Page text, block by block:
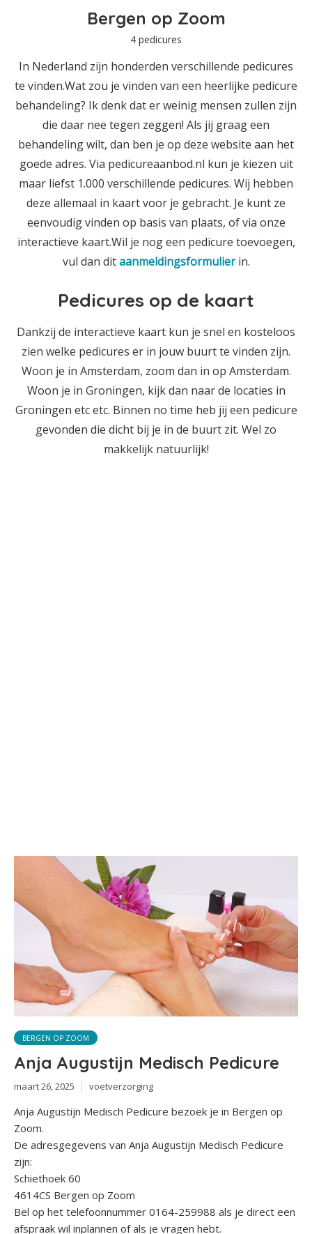
Bergen op Zoom
4 pedicures
In Nederland zijn honderden verschillende pedicures
te vinden.Wat zou je vinden van een heerlijke pedicure
behandeling? Ik denk dat er weinig mensen zullen zijn
die daar nee tegen zeggen! Als jij graag een
behandeling wilt, dan ben je op deze website aan het
goede adres. Via pedicureaanbod.nl kun je kiezen uit
maar liefst 1.000 verschillende pedicures. Wij hebben
deze allemaal in kaart voor je gebracht. Je kunt ze
eenvoudig vinden op basis van plaats, of via onze
interactieve kaart.Wil je nog een pedicure toevoegen,
vul dan ditaanmeldingsformulierin.
Pedicures op de kaart
Dankzij de interactieve kaart kun je snel en kosteloos
zien welke pedicures er in jouw buurt te vinden zijn.
Woon je in Amsterdam, zoom dan in op Amsterdam.
Woon je in Groningen, kijk dan naar de locaties in
Groningen etc etc. Binnen no time heb jij een pedicure
gevonden die dicht bij je in de buurt zit. Wel zo
makkelijk natuurlijk!
BERGEN OP ZOOM
Anja Augustijn Medisch Pedicure
maart 26, 2025 voetverzorging
Anja Augustijn Medisch Pedicure bezoek je in Bergen op
Zoom.
De adresgegevens van Anja Augustijn Medisch Pedicure
zijn:
Schiethoek 60
4614CS Bergen op Zoom
Bel op het telefoonnummer 0164-259988 als je direct een
afspraak wil inplannen of als je vragen hebt.